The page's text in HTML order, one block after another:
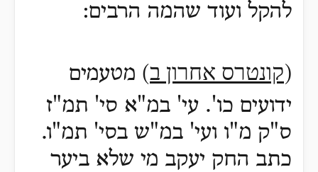
להקל ועוד שהמה הרבים:
(קונטרס אחרון ב) מטעמים
ידועים כו'. עי' במ"א סי' תמ"ז
ס"ק מ"ו ועי' במ"ש בסי' תמ"ו.
כתב החק יעקב מי שלא ביער